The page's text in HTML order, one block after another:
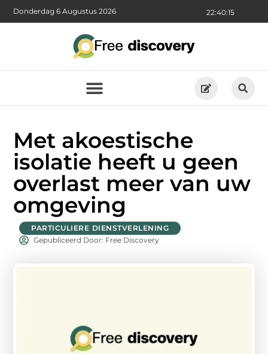
22:40:15
Donderdag 6 Augustus 2026
Met akoestische
isolatie heeft u geen
overlast meer van uw
omgeving
PARTICULIERE DIENSTVERLENING
Gepubliceerd Door: Free Discovery